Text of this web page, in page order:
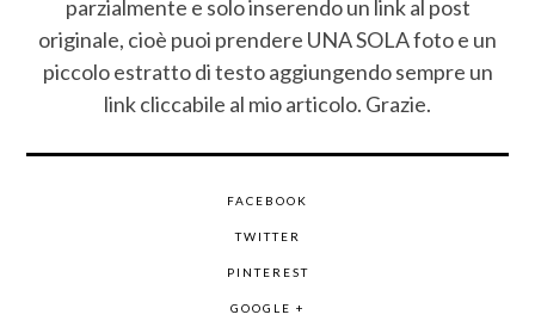
parzialmente e solo inserendo un link al post
originale, cioè puoi prendere UNA SOLA foto e un
piccolo estratto di testo aggiungendo sempre un
link cliccabile al mio articolo. Grazie.
FACEBOOK
TWITTER
PINTEREST
GOOGLE +